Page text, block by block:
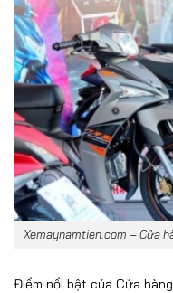
Xemaynamtien.com – Cửa
Điểm nổi bật của Cửa